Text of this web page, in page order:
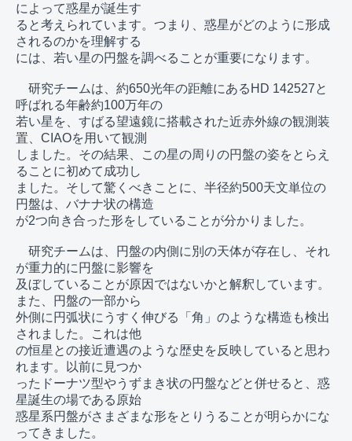
によって惑星が誕生す
ると考えられています。つまり、惑星がどのように形成
されるのかを理解する
には、若い星の円盤を調べることが重要になります。
研究チームは、約650光年の距離にあるHD 142527と
呼ばれる年齢約100万年の
若い星を、すばる望遠鏡に搭載された近赤外線の観測装
置、CIAOを用いて観測
しました。その結果、この星の周りの円盤の姿をとらえ
ることに初めて成功し
ました。そして驚くべきことに、半径約500天文単位の
円盤は、バナナ状の構造
が2つ向き合った形をしていることが分かりました。
研究チームは、円盤の内側に別の天体が存在し、それ
が重力的に円盤に影響を
及ぼしていることが原因ではないかと解釈しています。
また、円盤の一部から
外側に円弧状にうすく伸びる「角」のような構造も検出
されました。これは他
の恒星との接近遭遇のような歴史を反映していると思わ
れます。以前に見つか
ったドーナツ型やうずまき状の円盤などと併せると、惑
星誕生の場である原始
惑星系円盤がさまざまな形をとりうることが明らかにな
ってきました。